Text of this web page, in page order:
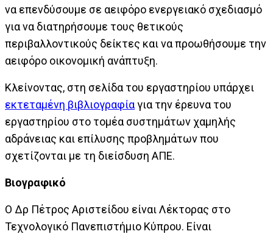
να επενδύσουμε σε αειφόρο ενεργειακό σχεδιασμό
για να διατηρήσουμε τους θετικούς
περιβαλλοντικούς δείκτες και να προωθήσουμε την
αειφόρο οικονομική ανάπτυξη.
Κλείνοντας, στη σελίδα του εργαστηρίου υπάρχει
εκτεταμένη βιβλιογραφίαγια την έρευνα του
εργαστηρίου στο τομέα συστημάτων χαμηλής
αδράνειας και επίλυσης προβλημάτων που
σχετίζονται με τη διείσδυση ΑΠΕ.
Βιογραφικό
Ο Δρ Πέτρος Αριστείδου είναι Λέκτορας στο
Τεχνολογικό Πανεπιστήμιο Κύπρου. Είναι